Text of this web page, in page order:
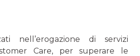
nell’erogazione di servizi
Care, per superare le